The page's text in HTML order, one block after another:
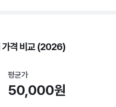
가격 비교 (2026)
평균가
50,000원